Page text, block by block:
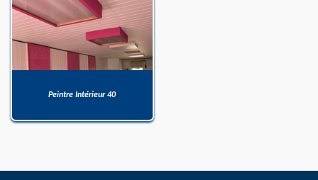
Peintre Intérieur 40